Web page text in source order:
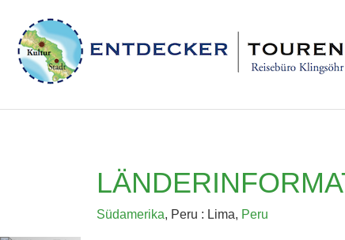
Südamerika, Peru : Lima, Peru